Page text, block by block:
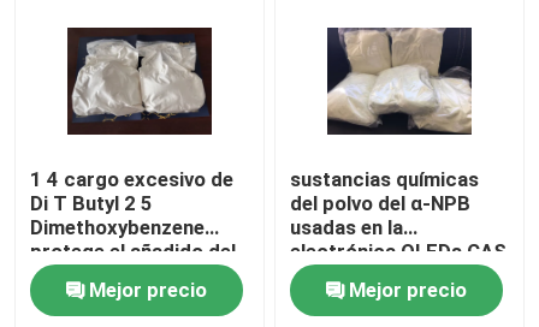
1 4 cargo excesivo de
Di T Butyl 2 5
Dimethoxybenzene
protege el añadido del
electrólito
Mejor precio
sustancias químicas
del polvo del α-NPB
usadas en la
electrónica OLEDs CAS
123847-85-8
Mejor precio